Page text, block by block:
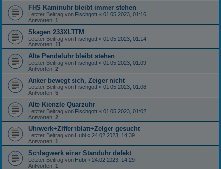
FHS Kaminuhr bleibt immer stehen
Letzter Beitrag von Fischgott « 01.05.2023, 01:16
Antworten: 1
Skagen 233XLTTM
Letzter Beitrag von Fischgott « 01.05.2023, 01:14
Antworten: 11
Alte Pendeluhr bleibt stehen
Letzter Beitrag von Fischgott « 01.05.2023, 01:09
Antworten: 2
Anker bewegt sich, Zeiger nicht
Letzter Beitrag von Fischgott « 01.05.2023, 01:06
Antworten: 5
Alte Kienzle Quarzuhr
Letzter Beitrag von Fischgott « 01.05.2023, 01:02
Antworten: 2
Uhrwerk+Ziffernblatt+Zeiger gesucht
Letzter Beitrag von Hubi « 24.02.2023, 14:39
Antworten: 1
Schlagwerk einer Standuhr defekt
Letzter Beitrag von Hubi « 24.02.2023, 14:29
Antworten: 1